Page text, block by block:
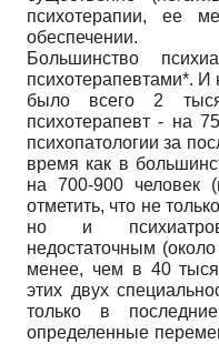
психотерапии, ее
обеспечении.
Большинство
психотерапевтами*. И
было всего 2
психотерапевт - на
психопатологии за
время как в
на 700-900 человек
отметить, что не
но и
недостаточным
менее, чем в 40
этих двух
только в
определенные